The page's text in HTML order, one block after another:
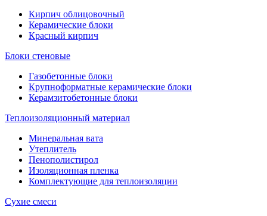
Кирпич облицовочный
Керамические блоки
Красный кирпич
Блоки стеновые
Газобетонные блоки
Крупноформатные керамические блоки
Керамзитобетонные блоки
Теплоизоляционный материал
Минеральная вата
Утеплитель
Пенополистирол
Изоляционная пленка
Комплектующие для теплоизоляции
Сухие смеси